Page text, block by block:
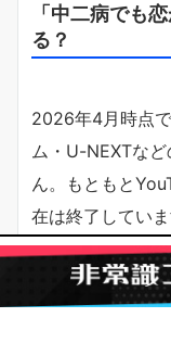
「中二病でも
る？
2026年4月時点
ム・U-NEXTな
ん。もともと
在は終了していま
BD/DVD第7巻